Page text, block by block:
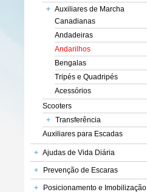
+ Auxiliares de Marcha
Canadianas
Andadeiras
Andarilhos
Bengalas
Tripés e Quadripés
Acessórios
Scooters
+
Transferência
Auxiliares para Escadas
+ Ajudas de Vida Diária
+ Prevenção de Escaras
+ Posicionamento e Imobilização